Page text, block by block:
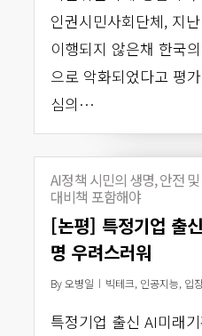
인권시민사회단체, 지
이행되지 않은채 한국
으로 악화되었다고 평
심의…
AI정책 시민의 생명, 안전
대비책 포함해야
[논평] 특정기업 출
명 우려스러워
By 오병일 빅테크, 인공지능, 입
특정기업 출신 AI미래